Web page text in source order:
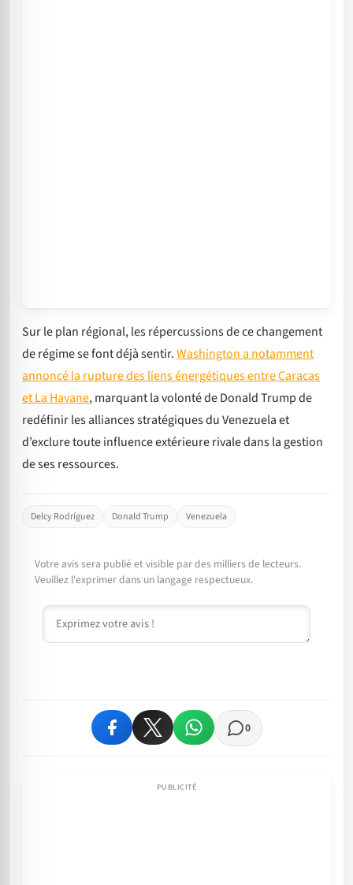
Sur le plan régional, les répercussions de ce changement
de régime se font déjà sentir.Washington a notamment
annoncé la rupture des liens énergétiques entre Caracas
et La Havane, marquant la volonté de Donald Trump de
redéfinir les alliances stratégiques du Venezuela et
d’exclure toute influence extérieure rivale dans la gestion
de ses ressources.
Delcy Rodríguez Donald Trump Venezuela
Votre avis sera publié et visible par des milliers de lecteurs.
Veuillez l'exprimer dans un langage respectueux.
Commentaire
0